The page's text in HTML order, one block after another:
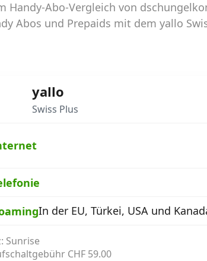
Handy-Abo-Vergleich von
Abos und Prepaids mit dem yallo
yallo
Swiss Plus
In der EU, Türkei, USA und
Sunrise
CHF 59.00